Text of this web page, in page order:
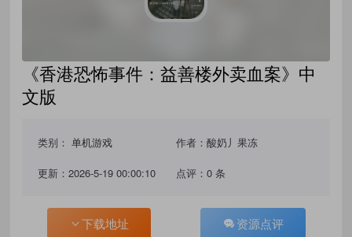
《香港恐怖事件：益善楼外卖血案》中
文版
类别：单机游戏 作者：酸奶丿果冻
更新：2026-5-19 00:00:10 点评：0 条
下载地址 资源点评